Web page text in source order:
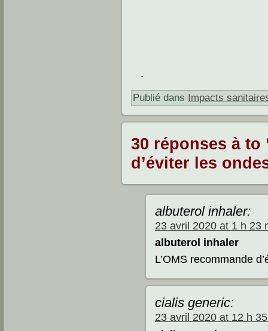
.
Publié dans Impacts
30 réponses à to
d’éviter les
albuterol inhaler:
23 avril 2020 at 1 h 23
albuterol inhaler
L’OMS recommande
cialis generic:
23 avril 2020 at 12 h